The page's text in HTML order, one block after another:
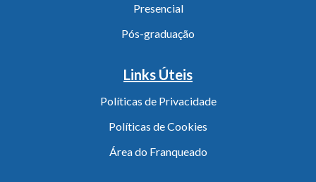
Presencial
Pós-graduação
Links Úteis
Políticas de Privacidade
Políticas de Cookies
Área do Franqueado